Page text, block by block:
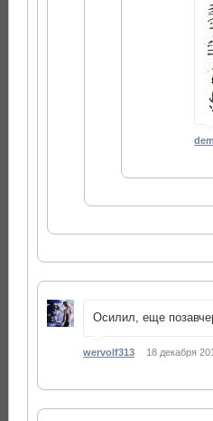
Осилил, еще
wervolf313 18 декабря